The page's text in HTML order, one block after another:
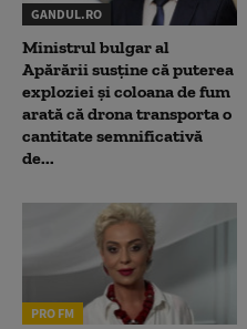
GANDUL.RO
Ministrul bulgar al
Apărării susține că puterea
exploziei și coloana de fum
arată că drona transporta o
cantitate semnificativă
de...
PRO FM